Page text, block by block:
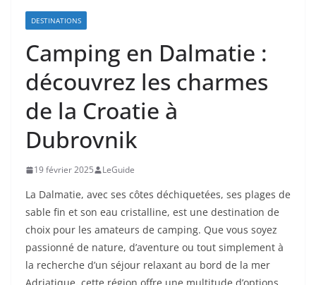
DESTINATIONS
Camping en Dalmatie :
découvrez les charmes
de la Croatie à
Dubrovnik
19 février 2025 LeGuide
La Dalmatie, avec ses côtes déchiquetées, ses plages de
sable fin et son eau cristalline, est une destination de
choix pour les amateurs de camping. Que vous soyez
passionné de nature, d’aventure ou tout simplement à
la recherche d’un séjour relaxant au bord de la mer